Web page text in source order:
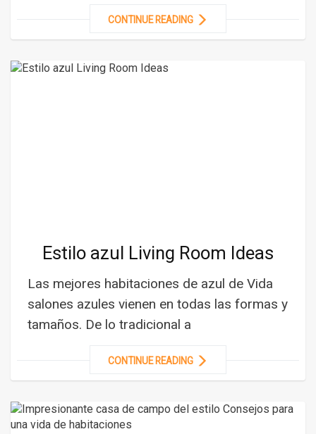
CONTINUE READING
Estilo azul Living Room Ideas
Las mejores habitaciones de azul de Vida
salones azules vienen en todas las formas y
tamaños. De lo tradicional a
CONTINUE READING